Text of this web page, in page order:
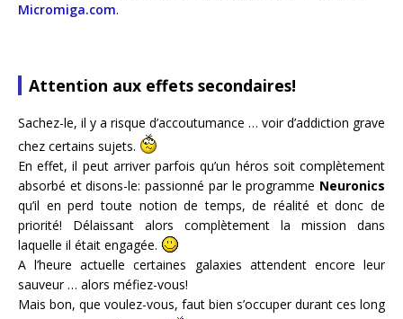
Micromiga.com.
Attention aux effets secondaires!
Sachez-le, il y a risque d’accoutumance … voir d’addiction grave
chez certains sujets.
En effet, il peut arriver parfois qu’un héros soit complètement
absorbé et disons-le: passionné par le programme Neuronics
qu’il en perd toute notion de temps, de réalité et donc de
priorité! Délaissant alors complètement la mission dans
laquelle il était engagée.
A l’heure actuelle certaines galaxies attendent encore leur
sauveur … alors méfiez-vous!
Mais bon, que voulez-vous, faut bien s’occuper durant ces long